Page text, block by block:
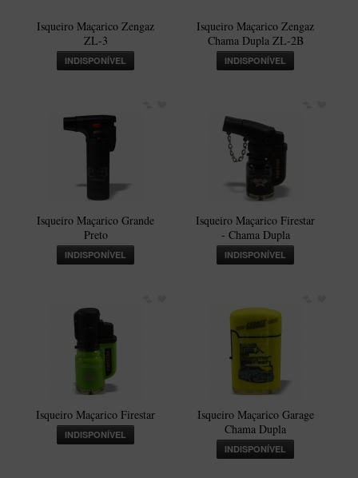
Isqueiro Maçarico Zengaz
ZL-3
INDISPONÍVEL
Isqueiro Maçarico Zengaz
Chama Dupla ZL-2B
INDISPONÍVEL
Isqueiro Maçarico Grande
Preto
INDISPONÍVEL
Isqueiro Maçarico Firestar
- Chama Dupla
INDISPONÍVEL
Isqueiro Maçarico Firestar
INDISPONÍVEL
Isqueiro Maçarico Garage
Chama Dupla
INDISPONÍVEL